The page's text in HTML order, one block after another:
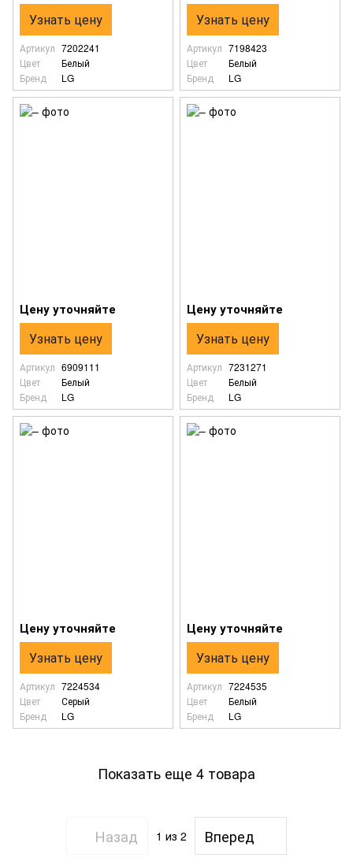
Узнать цену
Артикул 7202241
Цвет
Белый
Бренд
LG
Узнать цену
Артикул 7198423
Цвет
Белый
Бренд
LG
Цену уточняйте
Узнать цену
Артикул 6909111
Цвет
Белый
Бренд
LG
Цену уточняйте
Узнать цену
Артикул 7231271
Цвет
Белый
Бренд
LG
Цену уточняйте
Узнать цену
Артикул 7224534
Цвет
Серый
Бренд
LG
Цену уточняйте
Узнать цену
Артикул 7224535
Цвет
Белый
Бренд
LG
Показать еще 4 товара
Назад 1 из 2 Вперед